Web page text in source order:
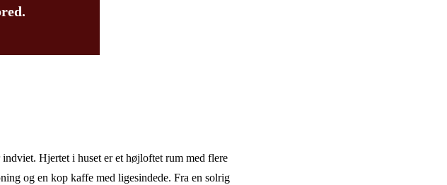
Hjertet i huset er et højloftet rum med flere
og en kop kaffe med ligesindede. Fra en solrig